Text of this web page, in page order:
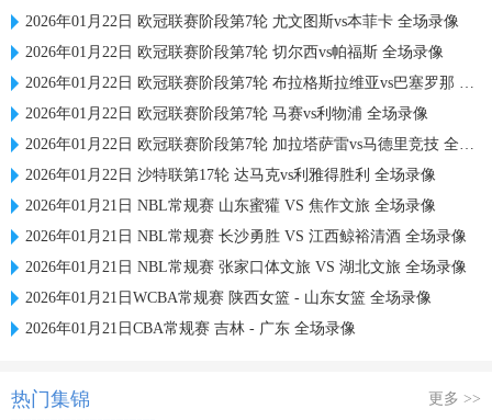
2026年01月22日 欧冠联赛阶段第7轮 尤文图斯vs本菲卡 全场录像
2026年01月22日 欧冠联赛阶段第7轮 切尔西vs帕福斯 全场录像
2026年01月22日 欧冠联赛阶段第7轮 布拉格斯拉维亚vs巴塞罗那 全场录像
2026年01月22日 欧冠联赛阶段第7轮 马赛vs利物浦 全场录像
2026年01月22日 欧冠联赛阶段第7轮 加拉塔萨雷vs马德里竞技 全场录像
2026年01月22日 沙特联第17轮 达马克vs利雅得胜利 全场录像
2026年01月21日 NBL常规赛 山东蜜獾 VS 焦作文旅 全场录像
2026年01月21日 NBL常规赛 长沙勇胜 VS 江西鲸裕清酒 全场录像
2026年01月21日 NBL常规赛 张家口体文旅 VS 湖北文旅 全场录像
2026年01月21日WCBA常规赛 陕西女篮 - 山东女篮 全场录像
2026年01月21日CBA常规赛 吉林 - 广东 全场录像
热门集锦 更多 >>